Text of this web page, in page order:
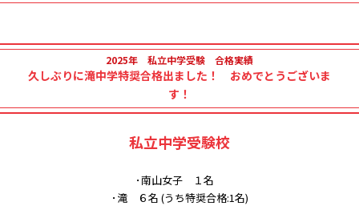
2025年 私立中学受験 合格実績
久しぶりに滝中学特奨合格出ました！ おめでとうございま
す！
私立中学受験校
･南山女子 １名
･滝 ６名 (うち特奨合格:1名)